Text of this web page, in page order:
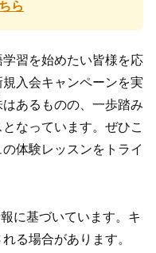
ら
習を始めたい皆様を応
入会キャンペーンを実
あるものの、一歩踏み
なっています。ぜひこ
体験レッスンをトライ
に基づいています。キ
る場合があります。